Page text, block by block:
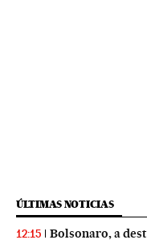
ÚLTIMAS NOTICIAS
12:15 Bolsonaro, a